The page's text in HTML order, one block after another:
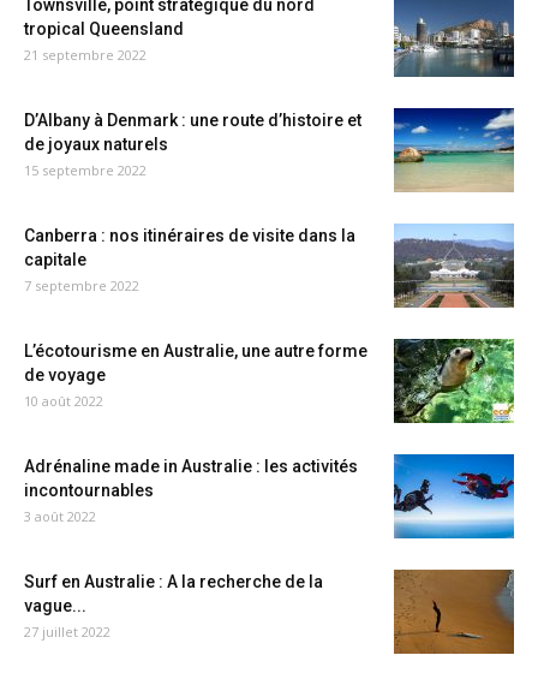
Townsville, point stratégique du nord
tropical Queensland
21 septembre 2022
D’Albany à Denmark : une route d’histoire et
de joyaux naturels
15 septembre 2022
Canberra : nos itinéraires de visite dans la
capitale
7 septembre 2022
L’écotourisme en Australie, une autre forme
de voyage
10 août 2022
Adrénaline made in Australie : les activités
incontournables
3 août 2022
Surf en Australie : A la recherche de la
vague...
27 juillet 2022